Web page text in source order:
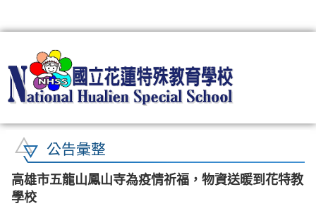
公告彙整
高雄市五龍山鳳山寺為疫情祈福，物資送暖到花特教
學校